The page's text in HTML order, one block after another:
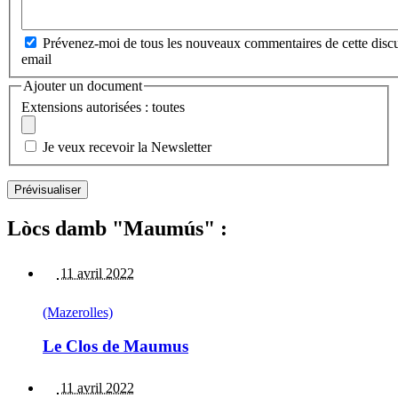
Prévenez-moi de tous les nouveaux commentaires de cette
email
Ajouter un document
Extensions autorisées : toutes
Je veux recevoir la Newsletter
Lòcs damb "Maumús" :
11 avril 2022
(Mazerolles)
Le Clos de Maumus
11 avril 2022